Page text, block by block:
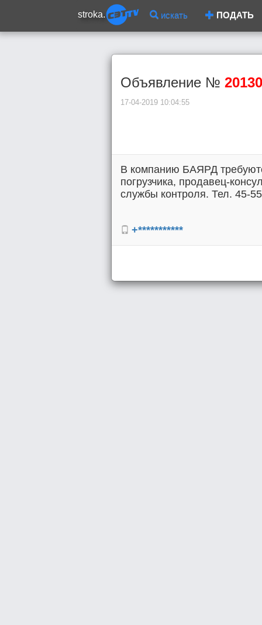
stroka. искать ПОДАТЬ
Объявление № 20130
17-04-2019 10:04:55
В компанию БАЯРД
погрузчика, продавец-
службы контроля. Тел. 45-
+***********